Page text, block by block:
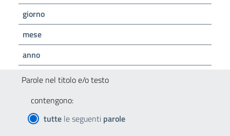
giorno
mese
anno
Parole nel titolo e/o testo
contengono:
tutte le seguenti parole